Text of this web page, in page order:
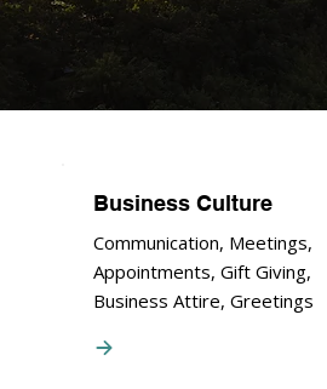
Business Culture
Communication, Meetings,
Appointments, Gift Giving,
Business Attire, Greetings